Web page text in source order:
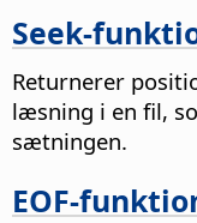
Seek-
Returnerer
læsning i en fil,
sætningen.
EOF-